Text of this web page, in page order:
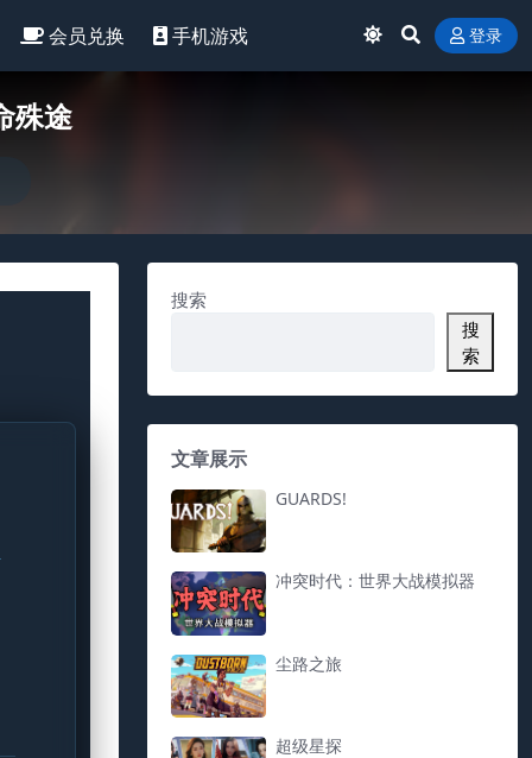
会员兑换 手机游戏 登录
殊途
搜索
搜
索
文章展示
GUARDS!
冲突时代：世界大战模拟器
尘路之旅
超级星探